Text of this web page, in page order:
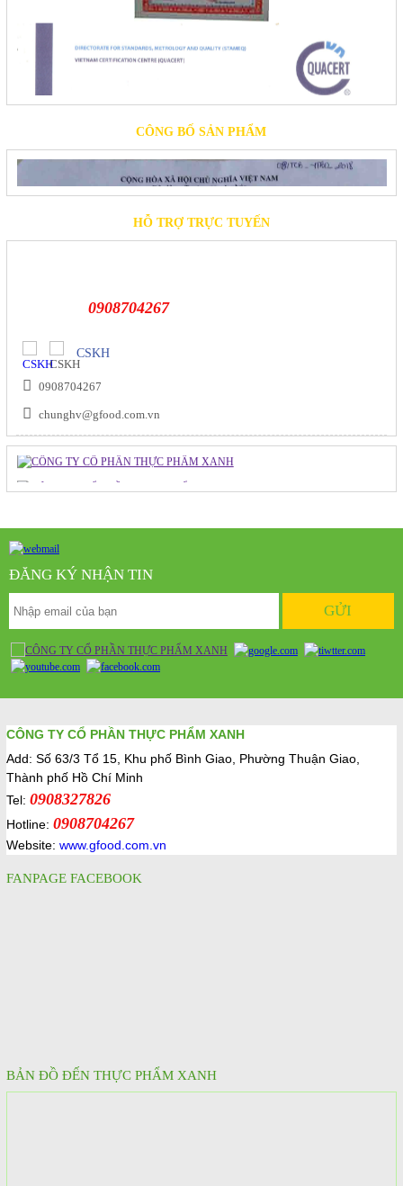
CÔNG BỐ SẢN PHẨM
HỖ TRỢ TRỰC TUYẾN
0908704267
CSKH
0908704267
chunghv@gfood.com.vn
ĐĂNG KÝ NHẬN TIN
CÔNG TY CỔ PHẦN THỰC PHẨM XANH
Add: Số 63/3 Tổ 15, Khu phố Bình Giao, Phường Thuận Giao,
Thành phố Hồ Chí Minh
Tel: 0908327826
Hotline: 0908704267
Website: www.gfood.com.vn
FANPAGE FACEBOOK
BẢN ĐỒ ĐẾN THỰC PHẨM XANH